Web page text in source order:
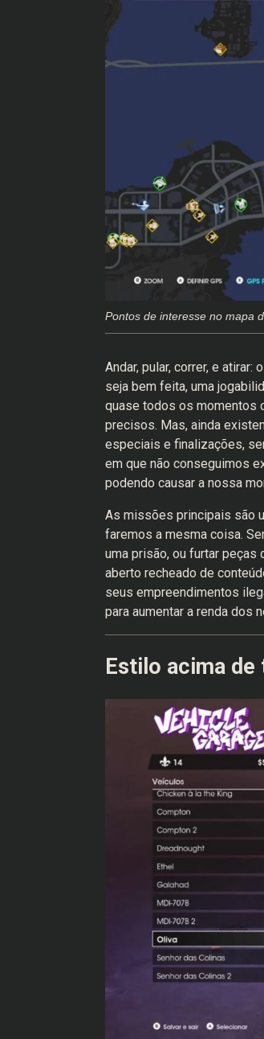
Pontos de interesse no mapa
Andar, pular, correr, e
seja bem feita, uma
quase todos os momentos
precisos. Mas, ainda
especiais e finalizações,
em que não conseguimos
podendo causar a nossa
As missões principais são
faremos a mesma coisa.
uma prisão, ou furtar
aberto recheado de
seus empreendimentos
para aumentar a renda dos
Estilo acima de